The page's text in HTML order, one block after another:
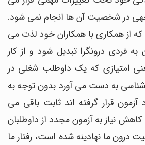
در شخصیت آن ها انجام نمی شود.
که از همکاری با همکاران خود لذت می
به فردی درونگرا تبدیل شود و از کار
امتیازی که یک داوطلب شغلی در
به دست می آورد بدون توجه به
قرار گرفته اند ثابت باقی می
نیاز به آزمون مجدد از داوطلبان
ما نهادینه شده است، رفتار ما